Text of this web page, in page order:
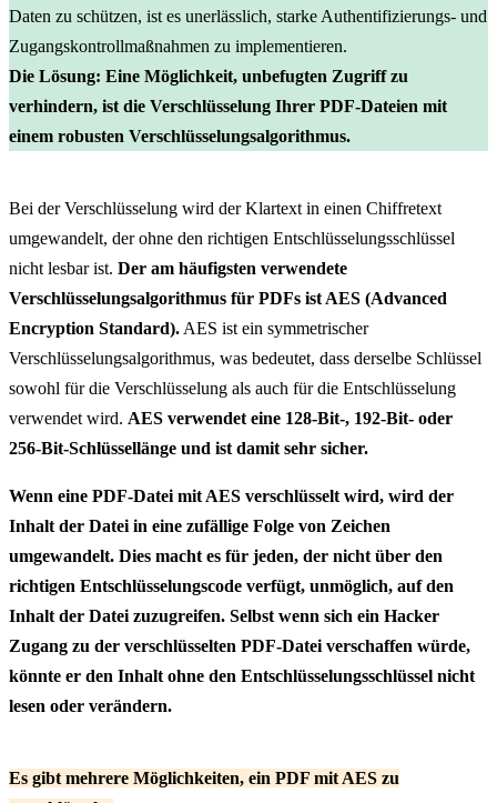
Daten zu schützen, ist es unerlässlich, starke Authentifizierungs- und
Zugangskontrollmaßnahmen zu implementieren.
Die Lösung: Eine Möglichkeit, unbefugten Zugriff zu
verhindern, ist die Verschlüsselung Ihrer PDF-Dateien mit
einem robusten Verschlüsselungsalgorithmus.
Bei der Verschlüsselung wird der Klartext in einen Chiffretext
umgewandelt, der ohne den richtigen Entschlüsselungsschlüssel
nicht lesbar ist. Der am häufigsten verwendete
Verschlüsselungsalgorithmus für PDFs ist AES (Advanced
Encryption Standard).AES ist ein symmetrischer
Verschlüsselungsalgorithmus, was bedeutet, dass derselbe Schlüssel
sowohl für die Verschlüsselung als auch für die Entschlüsselung
verwendet wird. AES verwendet eine 128-Bit-, 192-Bit- oder
256-Bit-Schlüssellänge und ist damit sehr sicher.
Wenn eine PDF-Datei mit AES verschlüsselt wird, wird der
Inhalt der Datei in eine zufällige Folge von Zeichen
umgewandelt. Dies macht es für jeden, der nicht über den
richtigen Entschlüsselungscode verfügt, unmöglich, auf den
Inhalt der Datei zuzugreifen. Selbst wenn sich ein Hacker
Zugang zu der verschlüsselten PDF-Datei verschaffen würde,
könnte er den Inhalt ohne den Entschlüsselungsschlüssel nicht
lesen oder verändern.
Es gibt mehrere Möglichkeiten, ein PDF mit AES zu